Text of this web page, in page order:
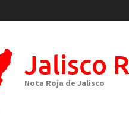
Jalisco
Nota Roja de Jalisco